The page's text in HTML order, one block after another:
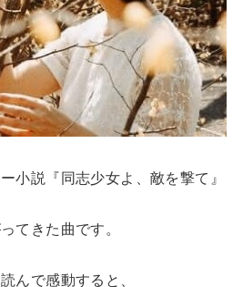
小説『同志少女よ、敵を撃て』
てきた曲です。
んで感動すると、